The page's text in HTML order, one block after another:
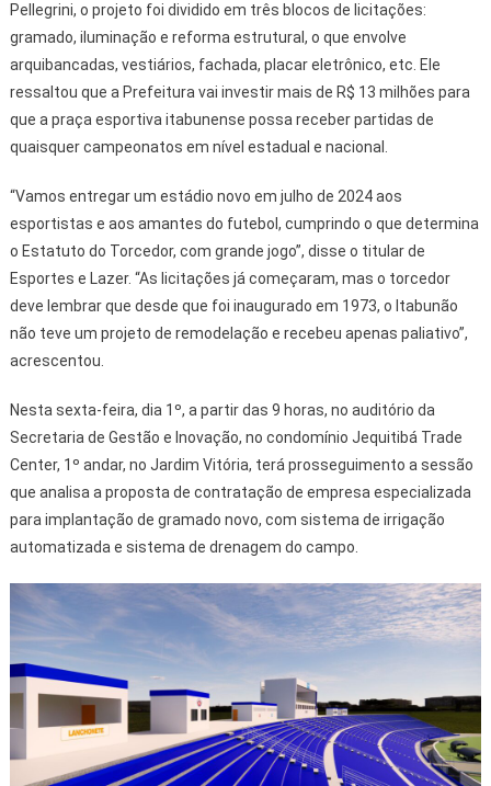
Pellegrini, o projeto foi dividido em três blocos de licitações:
gramado, iluminação e reforma estrutural, o que envolve
arquibancadas, vestiários, fachada, placar eletrônico, etc. Ele
ressaltou que a Prefeitura vai investir mais de R$ 13 milhões para
que a praça esportiva itabunense possa receber partidas de
quaisquer campeonatos em nível estadual e nacional.
“Vamos entregar um estádio novo em julho de 2024 aos
esportistas e aos amantes do futebol, cumprindo o que determina
o Estatuto do Torcedor, com grande jogo”, disse o titular de
Esportes e Lazer. “As licitações já começaram, mas o torcedor
deve lembrar que desde que foi inaugurado em 1973, o Itabunão
não teve um projeto de remodelação e recebeu apenas paliativo”,
acrescentou.
Nesta sexta-feira, dia 1º, a partir das 9 horas, no auditório da
Secretaria de Gestão e Inovação, no condomínio Jequitibá Trade
Center, 1º andar, no Jardim Vitória, terá prosseguimento a sessão
que analisa a proposta de contratação de empresa especializada
para implantação de gramado novo, com sistema de irrigação
automatizada e sistema de drenagem do campo.